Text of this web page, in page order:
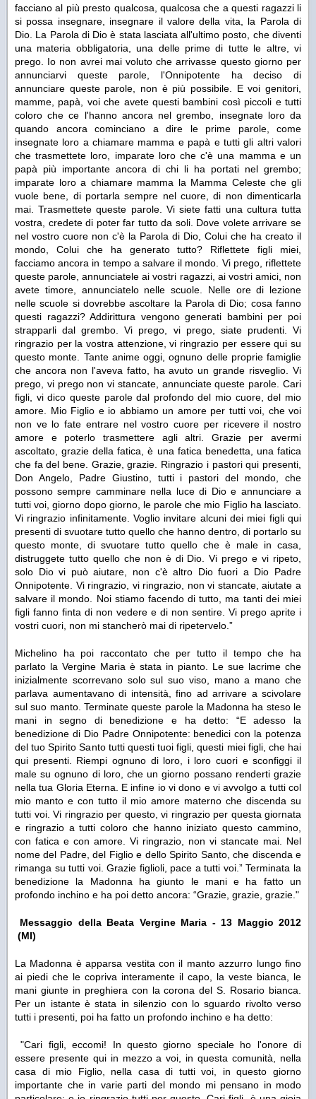
facciano al più presto qualcosa, qualcosa che a questi ragazzi li
si possa insegnare, insegnare il valore della vita, la Parola di
Dio. La Parola di Dio è stata lasciata all'ultimo posto, che diventi
una materia obbligatoria, una delle prime di tutte le altre, vi
prego. Io non avrei mai voluto che arrivasse questo giorno per
annunciarvi queste parole, l'Onnipotente ha deciso di
annunciare queste parole, non è più possibile. E voi genitori,
mamme, papà, voi che avete questi bambini così piccoli e tutti
coloro che ce l'hanno ancora nel grembo, insegnate loro da
quando ancora cominciano a dire le prime parole, come
insegnate loro a chiamare mamma e papà e tutti gli altri valori
che trasmettete loro, imparate loro che c'è una mamma e un
papà più importante ancora di chi li ha portati nel grembo;
imparate loro a chiamare mamma la Mamma Celeste che gli
vuole bene, di portarla sempre nel cuore, di non dimenticarla
mai. Trasmettete queste parole. Vi siete fatti una cultura tutta
vostra, credete di poter far tutto da soli. Dove volete arrivare se
nel vostro cuore non c'è la Parola di Dio, Colui che ha creato il
mondo, Colui che ha generato tutto? Riflettete figli miei,
facciamo ancora in tempo a salvare il mondo. Vi prego, riflettete
queste parole, annunciatele ai vostri ragazzi, ai vostri amici, non
avete timore, annunciatelo nelle scuole. Nelle ore di lezione
nelle scuole si dovrebbe ascoltare la Parola di Dio; cosa fanno
questi ragazzi? Addirittura vengono generati bambini per poi
strapparli dal grembo. Vi prego, vi prego, siate prudenti. Vi
ringrazio per la vostra attenzione, vi ringrazio per essere qui su
questo monte. Tante anime oggi, ognuno delle proprie famiglie
che ancora non l'aveva fatto, ha avuto un grande risveglio. Vi
prego, vi prego non vi stancate, annunciate queste parole. Cari
figli, vi dico queste parole dal profondo del mio cuore, del mio
amore. Mio Figlio e io abbiamo un amore per tutti voi, che voi
non ve lo fate entrare nel vostro cuore per ricevere il nostro
amore e poterlo trasmettere agli altri. Grazie per avermi
ascoltato, grazie della fatica, è una fatica benedetta, una fatica
che fa del bene. Grazie, grazie. Ringrazio i pastori qui presenti,
Don Angelo, Padre Giustino, tutti i pastori del mondo, che
possono sempre camminare nella luce di Dio e annunciare a
tutti voi, giorno dopo giorno, le parole che mio Figlio ha lasciato.
Vi ringrazio infinitamente. Voglio invitare alcuni dei miei figli qui
presenti di svuotare tutto quello che hanno dentro, di portarlo su
questo monte, di svuotare tutto quello che è male in casa,
distruggete tutto quello che non è di Dio. Vi prego e vi ripeto,
solo Dio vi può aiutare, non c'è altro Dio fuori a Dio Padre
Onnipotente. Vi ringrazio, vi ringrazio, non vi stancate, aiutate a
salvare il mondo. Noi stiamo facendo di tutto, ma tanti dei miei
figli fanno finta di non vedere e di non sentire. Vi prego aprite i
vostri cuori, non mi stancherò mai di ripetervelo.”
Michelino ha poi raccontato che per tutto il tempo che ha
parlato la Vergine Maria è stata in pianto. Le sue lacrime che
inizialmente scorrevano solo sul suo viso, mano a mano che
parlava aumentavano di intensità, fino ad arrivare a scivolare
sul suo manto. Terminate queste parole la Madonna ha steso le
mani in segno di benedizione e ha detto: “E adesso la
benedizione di Dio Padre Onnipotente: benedici con la potenza
del tuo Spirito Santo tutti questi tuoi figli, questi miei figli, che hai
qui presenti. Riempi ognuno di loro, i loro cuori e sconfiggi il
male su ognuno di loro, che un giorno possano renderti grazie
nella tua Gloria Eterna. E infine io vi dono e vi avvolgo a tutti col
mio manto e con tutto il mio amore materno che discenda su
tutti voi. Vi ringrazio per questo, vi ringrazio per questa giornata
e ringrazio a tutti coloro che hanno iniziato questo cammino,
con fatica e con amore. Vi ringrazio, non vi stancate mai. Nel
nome del Padre, del Figlio e dello Spirito Santo, che discenda e
rimanga su tutti voi. Grazie figlioli, pace a tutti voi.”Terminata la
benedizione la Madonna ha giunto le mani e ha fatto un
profondo inchino e ha poi detto ancora: “Grazie, grazie, grazie."
Messaggio della Beata Vergine Maria - 13 Maggio 2012
(MI)
La Madonna è apparsa vestita con il manto azzurro lungo fino
ai piedi che le copriva interamente il capo, la veste bianca, le
mani giunte in preghiera con la corona del S. Rosario bianca.
Per un istante è stata in silenzio con lo sguardo rivolto verso
tutti i presenti, poi ha fatto un profondo inchino e ha detto:
"Cari figli, eccomi! In questo giorno speciale ho l'onore di
essere presente qui in mezzo a voi, in questa comunità, nella
casa di mio Figlio, nella casa di tutti voi, in questo giorno
importante che in varie parti del mondo mi pensano in modo